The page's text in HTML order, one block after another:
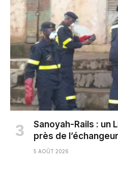
Sanoyah-Rails : un
près de
5 AOÛT 2026